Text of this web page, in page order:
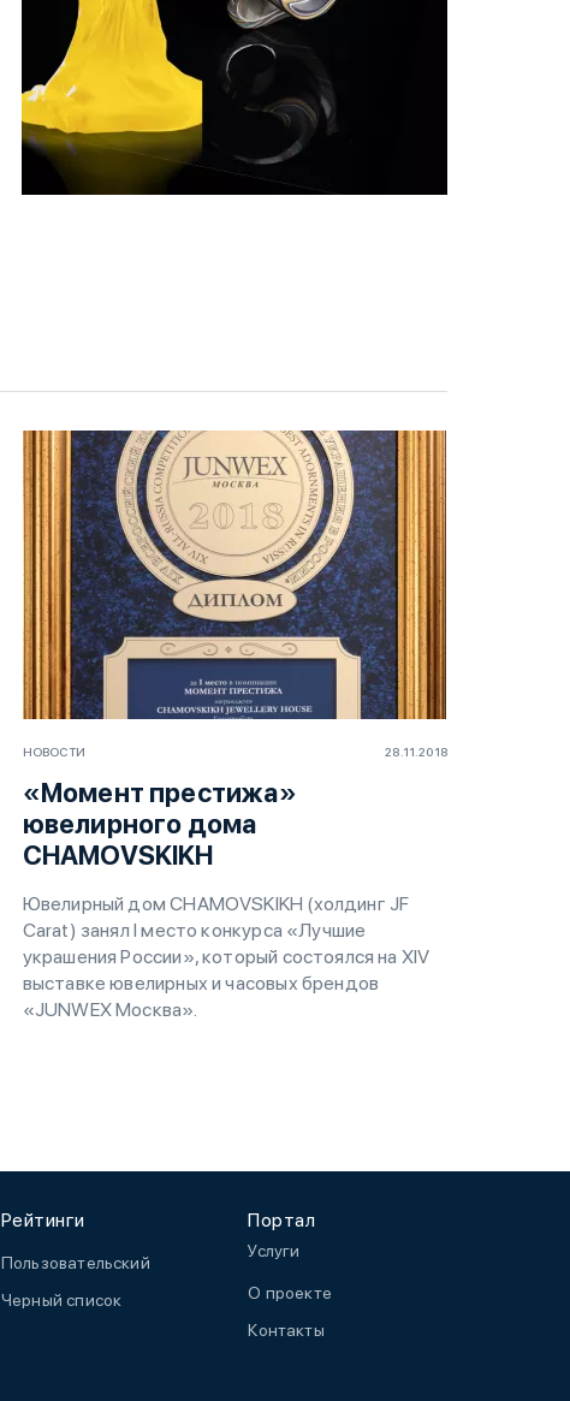
НОВОСТИ 28.11.2018
«Момент престижа»
ювелирного дома
CHAMOVSKIKH
Ювелирный дом CHAMOVSKIKH (холдинг JF
Carat) занял I место конкурса «Лучшие
украшения России», который состоялся на XIV
выставке ювелирных и часовых брендов
«JUNWEX Москва».
Рейтинги
Пользовательский
Черный список
Портал
Услуги
О проекте
Контакты